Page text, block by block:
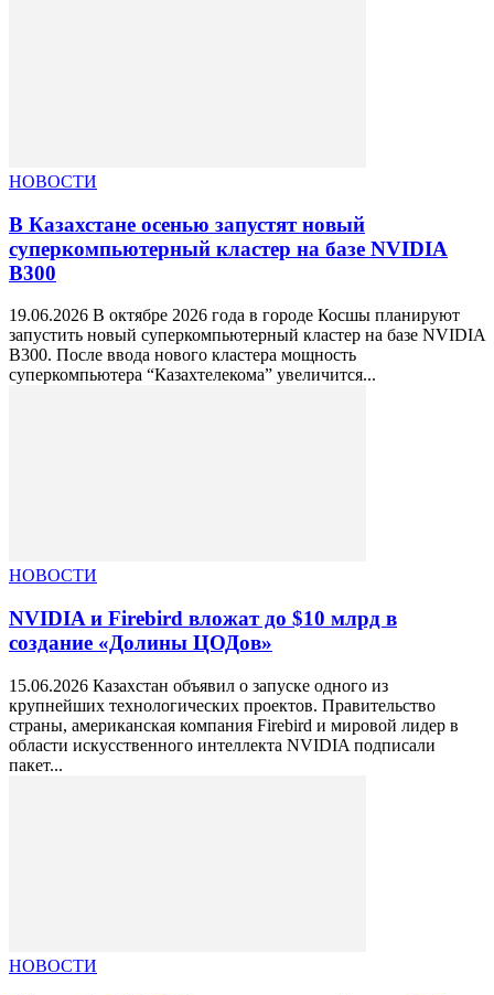
НОВОСТИ
В Казахстане осенью запустят новый
суперкомпьютерный кластер на базе NVIDIA
B300
19.06.2026 В октябре 2026 года в городе Косшы планируют
запустить новый суперкомпьютерный кластер на базе NVIDIA
B300. После ввода нового кластера мощность
суперкомпьютера “Казахтелекома” увеличится...
НОВОСТИ
NVIDIA и Firebird вложат до $10 млрд в
создание «Долины ЦОДов»
15.06.2026 Казахстан объявил о запуске одного из
крупнейших технологических проектов. Правительство
страны, американская компания Firebird и мировой лидер в
области искусственного интеллекта NVIDIA подписали
пакет...
НОВОСТИ